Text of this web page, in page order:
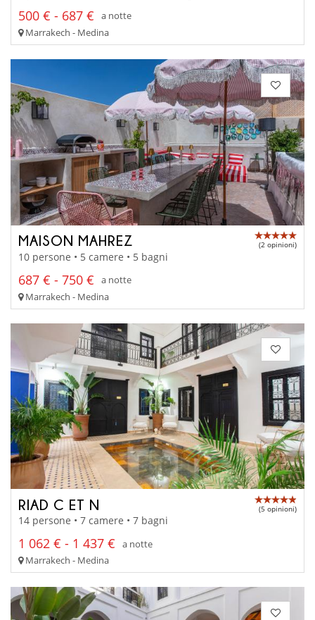
500 € - 687 €
a notte
Marrakech - Medina
MAISON MAHREZ (2 opinioni)
10 persone • 5 camere • 5 bagni
687 € - 750 €
a notte
Marrakech - Medina
RIAD C ET N (5 opinioni)
14 persone • 7 camere • 7 bagni
1 062 € - 1 437 €
a notte
Marrakech - Medina